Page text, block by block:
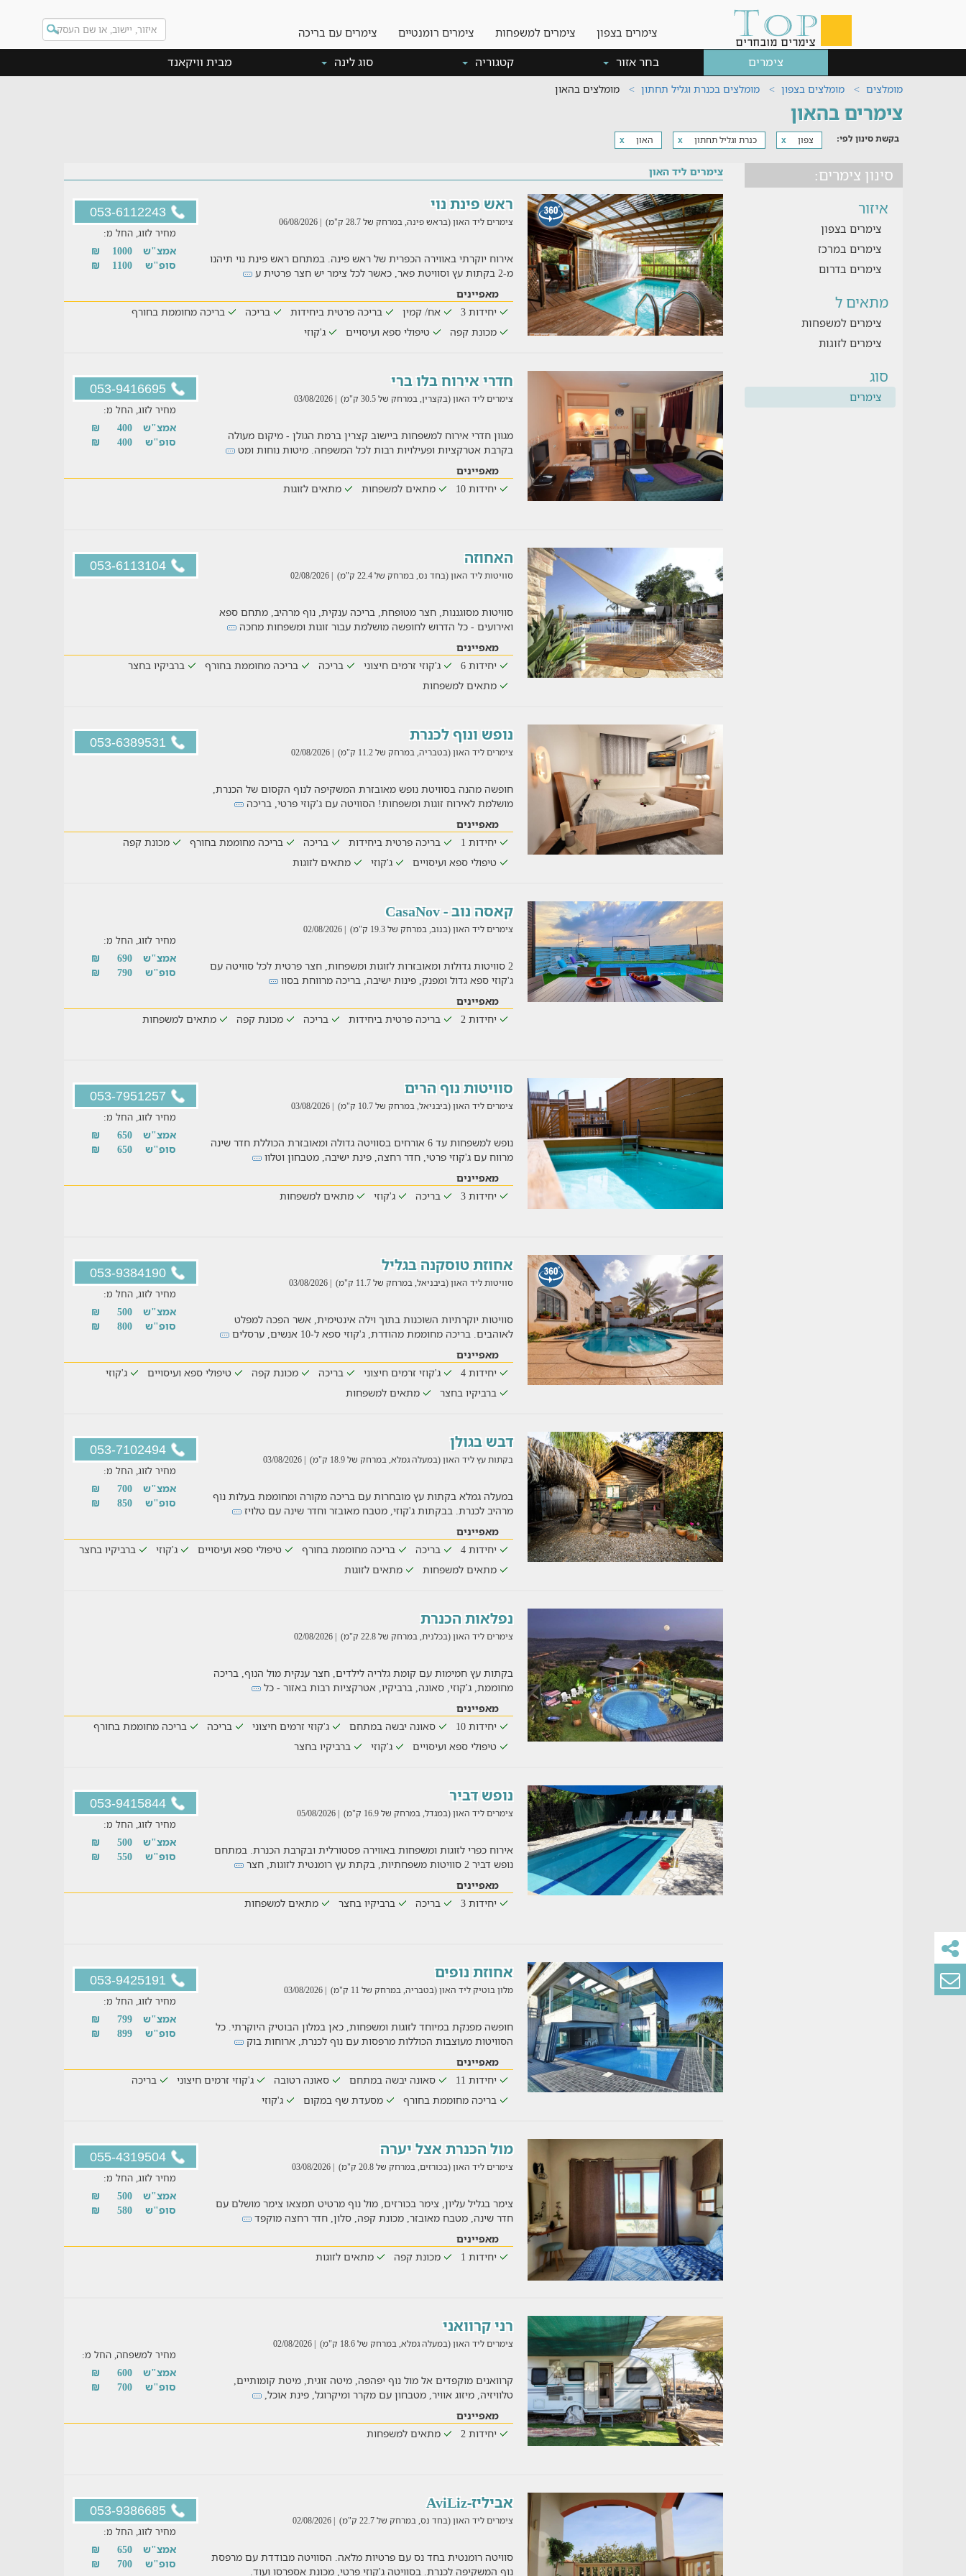
צימרים בצפון צימרים למשפחות צימרים רומנטיים צימרים עם בריכה
צימרים בחר אזור קטגוריה סוג לינה מבית וויקאנד
מומלצים מומלצים בצפון מומלצים בכנרת וגליל תחתון מומלצים בהאון
צימרים בהאון
בקשת סינון לפי: x צפון x כנרת וגליל תחתון x האון
סינון צימרים:
איזור
צימרים בצפון
צימרים במרכז
צימרים בדרום
מתאים ל
צימרים למשפחות
צימרים לזוגות
סוג
צימרים
צימרים ליד האון
053-6112243 ראש פינת נוי
צימרים ליד האון (בראש פינה, במרחק של 28.7 ק"מ) | 06/08/2026
אירוח יוקרתי באווירה הכפרית של ראש פינה. במתחם ראש פינת נוי תיהנו
מ-2 בקתות עץ וסוויטת פאר, כאשר לכל צימר יש חצר פרטית ע
מחיר לזוג, החל מ:
אמצ"ש 1000
₪
סופ"ש
1100
₪
מאפיינים
יחידות 3
אח/ קמין בריכה פרטית ביחידות בריכה
בריכה מחוממת בחורף
מכונת קפה
טיפולי ספא ועיסויים ג'קוזי
053-9416695 חדרי אירוח בלו ברי
צימרים ליד האון (בקצרין, במרחק של 30.5 ק"מ) | 03/08/2026
מגוון חדרי אירוח למשפחות ביישוב קצרין ברמת הגולן - מיקום מעולה
בקרבת אטרקציות ופעילויות רבות לכל המשפחה. מיטות נוחות ומט
מחיר לזוג, החל מ:
אמצ"ש 400
₪
סופ"ש
400
₪
מאפיינים
יחידות 10
מתאים למשפחות מתאים לזוגות
053-6113104 האחוזה
סוויטות ליד האון (בחד נס, במרחק של 22.4 ק"מ) | 02/08/2026
סוויטות מסוגננות, חצר מטופחת, בריכה ענקית, נוף מרהיב, מתחם ספא
ואירועים - כל הדרוש לחופשה מושלמת עבור זוגות ומשפחות מחכה
מאפיינים
יחידות 6
ג'קוזי זרמים חיצוני בריכה בריכה מחוממת בחורף
ברביקיו בחצר
מתאים למשפחות
053-6389531 נופש ונוף לכנרת
צימרים ליד האון (בטבריה, במרחק של 11.2 ק"מ) | 02/08/2026
חופשה מהנה בסוויטת נופש מאובזרת המשקיפה לנוף הקסום של הכנרת,
מושלמת לאירוח זוגות ומשפחות! הסוויטה עם ג'קוזי פרטי, בריכה
מאפיינים
יחידות 1
בריכה פרטית ביחידות בריכה בריכה מחוממת בחורף
מכונת קפה
טיפולי ספא ועיסויים
ג'קוזי מתאים לזוגות
קאסה נוב - CasaNov
צימרים ליד האון (בנוב, במרחק של 19.3 ק"מ) | 02/08/2026
2 סוויטות גדולות ומאובזרות לזוגות ומשפחות, חצר פרטית לכל סוויטה עם
ג'קוזי ספא גדול ומפנק, פינות ישיבה, בריכה מרווחת בסוו
מחיר לזוג, החל מ:
אמצ"ש 690
₪
סופ"ש
790
₪
מאפיינים
יחידות 2
בריכה פרטית ביחידות בריכה מכונת קפה מתאים למשפחות
053-7951257 סוויטות נוף הרים
צימרים ליד האון (ביבניאל, במרחק של 10.7 ק"מ) | 03/08/2026
נופש למשפחות עד 6 אורחים בסוויטה גדולה ומאובזרת הכוללת חדר שינה
מרווח עם ג'קוזי פרטי, חדר רחצה, פינת ישיבה, מטבחון וטלוו
מחיר לזוג, החל מ:
אמצ"ש 650
₪
סופ"ש
650
₪
מאפיינים
יחידות 3
בריכה ג'קוזי מתאים למשפחות
053-9384190 אחוזת טוסקנה בגליל
סוויטות ליד האון (ביבניאל, במרחק של 11.7 ק"מ) | 03/08/2026
סוויטות יוקרתיות השוכנות בתוך וילה אינטימית, אשר הפכה למפלט
לאוהבים. בריכה מחוממת מהודרת, ג'קוזי ספא ל-10 אנשים, ערסלים
מחיר לזוג, החל מ:
אמצ"ש 500
₪
סופ"ש
800
₪
מאפיינים
יחידות 4
ג'קוזי זרמים חיצוני בריכה מכונת קפה טיפולי ספא ועיסויים
ג'קוזי
ברביקיו בחצר
מתאים למשפחות
053-7102494 דבש בגולן
בקתות עץ ליד האון (במעלה גמלא, במרחק של 18.9 ק"מ) | 03/08/2026
במעלה גמלא בקתות עץ מובחרות עם בריכה מקורה ומחוממת בעלות נוף
מרהיב לכנרת. בבקתות ג'קוזי, מטבח מאובזר וחדר שינה עם טלויז
מחיר לזוג, החל מ:
אמצ"ש 700
₪
סופ"ש
850
₪
מאפיינים
יחידות 4
בריכה בריכה מחוממת בחורף טיפולי ספא ועיסויים ג'קוזי
ברביקיו בחצר
מתאים למשפחות
מתאים לזוגות
נפלאות הכנרת
צימרים ליד האון (בכלנית, במרחק של 22.8 ק"מ) | 02/08/2026
בקתות עץ חמימות עם קומת גלריה לילדים, חצר ענקית מול הנוף, בריכה
מחוממת, ג'קוזי, סאונה, ברביקיו, אטרקציות רבות באזור - כל
מאפיינים
יחידות 10
סאונה יבשה במתחם ג'קוזי זרמים חיצוני בריכה
בריכה מחוממת בחורף
טיפולי ספא ועיסויים
ג'קוזי ברביקיו בחצר
053-9415844 נופש דביר
צימרים ליד האון (במגדל, במרחק של 16.9 ק"מ) | 05/08/2026
אירוח כפרי לזוגות ומשפחות באווירה פסטורלית ובקרבת הכנרת. במתחם
נופש דביר 2 סוויטות משפחתיות, בקתת עץ רומנטית לזוגות, חצר
מחיר לזוג, החל מ:
אמצ"ש 500
₪
סופ"ש
550
₪
מאפיינים
יחידות 3
בריכה ברביקיו בחצר מתאים למשפחות
053-9425191 אחוזת נופים
מלון בוטיק ליד האון (בטבריה, במרחק של 11 ק"מ) | 03/08/2026
חופשה מפנקת במיוחד לזוגות ומשפחות, כאן במלון הבוטיק היוקרתי. כל
הסוויטות מעוצבות הכוללות מרפסות עם נוף לכנרת, ארוחות בוק
מחיר לזוג, החל מ:
אמצ"ש 799
₪
סופ"ש
899
₪
מאפיינים
יחידות 11
סאונה יבשה במתחם סאונה רטובה ג'קוזי זרמים חיצוני
בריכה
בריכה מחוממת בחורף
מסעדת שף במקום ג'קוזי
055-4319504 מול הכנרת אצל יערה
צימרים ליד האון (בכורזים, במרחק של 20.8 ק"מ) | 03/08/2026
צימר בגליל עליון, צימר בכורזים, מול נוף מרטיט תמצאו צימר מושלם עם
חדר שינה, מטבח מאובזר, מכונת קפה, סלון, חדר רחצה מוקפד
מחיר לזוג, החל מ:
אמצ"ש 500
₪
סופ"ש
580
₪
מאפיינים
יחידות 1
מכונת קפה מתאים לזוגות
רני קרוואני
צימרים ליד האון (במעלה גמלא, במרחק של 18.6 ק"מ) | 02/08/2026
קרוואנים מוקפדים אל מול נוף יפהפה, מיטה זוגית, מיטת קומותיים,
טלוויזיה, מיזוג אוויר, מטבחון עם מקרר ומיקרוגל, פינת אוכל,
מחיר למשפחה, החל מ:
אמצ"ש 600
₪
סופ"ש
700
₪
מאפיינים
יחידות 2
מתאים למשפחות
053-9386685 אביליז-AviLiz
צימרים ליד האון (בחד נס, במרחק של 22.7 ק"מ) | 02/08/2026
סוויטה רומנטית בחד נס עם פרטיות מלאה. הסוויטה מבודדת עם מרפסת
נוף המשקיפה לכנרת. בסוויטה ג'קוזי פרטי, מכונת אספרסו ועוד.
מחיר לזוג, החל מ:
אמצ"ש 650
₪
סופ"ש
700
₪